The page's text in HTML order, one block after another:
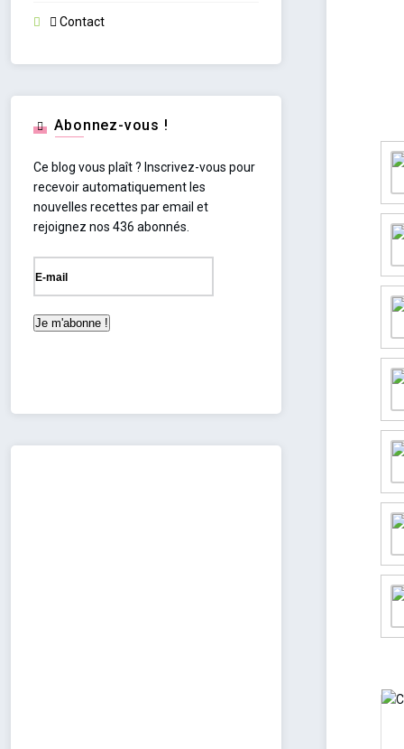
Contact
Abonnez-vous !
Ce blog vous plaît ? Inscrivez-vous pour
recevoir automatiquement les
nouvelles recettes par email et
rejoignez nos 436 abonnés.